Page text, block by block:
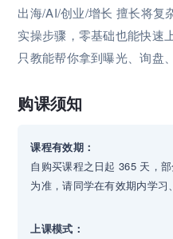
出海/AI/创业/增长 擅长将复
实操步骤，零基础也能快速
只教能帮你拿到曝光、询盘
购课须知
课程有效期：
自购买课程之日起 365 天，
为准，请同学在有效期内学习
上课模式：